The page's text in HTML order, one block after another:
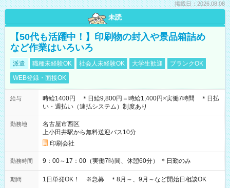
掲載日：2026.08.08
未読
【50代も活躍中！】印刷物の封入や景品箱詰め
など作業はいろいろ
派遣 職種未経験OK 社会人未経験OK 大学生歓迎
ブランクOK
WEB登録・面接OK
給与
時給1400円 ＊日給9,800円＝時給1,400円×実働7時間 ＊日払
い・週払い（速払システム）制度あり
勤務地
名古屋市西区
上小田井駅から無料送迎バス10分
印刷会社
勤務時間 9：00～17：00（実働7時間、休憩60分） ＊日勤のみ
期間 1日単発OK！ ※急募 ＊8月～、9月～など開始日相談OK